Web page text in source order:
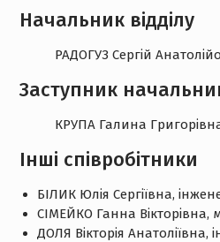
Начальник відділу
РАДОГУЗ Сергій
Заступник
КРУПА Галина
Інші співробітники
БІЛИК Юлія Сергіївна,
СІМЕЙКО Ганна Вікторівна,
ДОЛЯ Вікторія Анатоліївна,